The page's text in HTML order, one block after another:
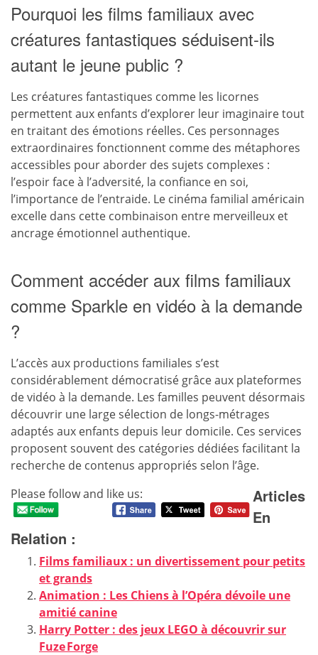
Pourquoi les films familiaux avec
créatures fantastiques séduisent-ils
autant le jeune public ?
Les créatures fantastiques comme les licornes
permettent aux enfants d’explorer leur imaginaire tout
en traitant des émotions réelles. Ces personnages
extraordinaires fonctionnent comme des métaphores
accessibles pour aborder des sujets complexes :
l’espoir face à l’adversité, la confiance en soi,
l’importance de l’entraide. Le cinéma familial américain
excelle dans cette combinaison entre merveilleux et
ancrage émotionnel authentique.
Comment accéder aux films familiaux
comme Sparkle en vidéo à la demande
?
L’accès aux productions familiales s’est
considérablement démocratisé grâce aux plateformes
de vidéo à la demande. Les familles peuvent désormais
découvrir une large sélection de longs-métrages
adaptés aux enfants depuis leur domicile. Ces services
proposent souvent des catégories dédiées facilitant la
recherche de contenus appropriés selon l’âge.
Please follow and like us:
Articles
En
Relation :
Films familiaux : un divertissement pour petits
et grands
Animation : Les Chiens à l’Opéra dévoile une
amitié canine
Harry Potter : des jeux LEGO à découvrir sur
Fuze Forge